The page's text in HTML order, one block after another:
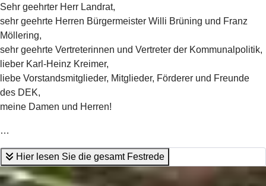
Sehr geehrter Herr Landrat,
sehr geehrte Herren Bürgermeister Willi Brüning und Franz
Möllering,
sehr geehrte Vertreterinnen und Vertreter der Kommunalpolitik,
lieber Karl-Heinz Kreimer,
liebe Vorstandsmitglieder, Mitglieder, Förderer und Freunde
des DEK,
meine Damen und Herren!
…
Hier lesen Sie die gesamt Festrede